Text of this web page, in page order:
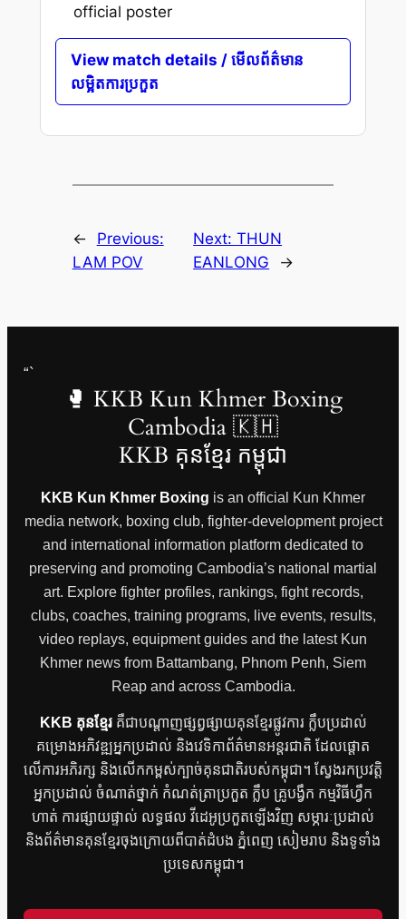
official poster
View match details / មើលព័ត៌មាន
លម្អិតការប្រកួត
←
Previous:
LAM POV
Next:THUN
EANLONG
→
“`
🥊 KKB Kun Khmer Boxing
Cambodia 🇰🇭
KKB គុនខ្មែរ កម្ពុជា
KKB Kun Khmer Boxing is an official Kun Khmer
media network, boxing club, fighter-development project
and international information platform dedicated to
preserving and promoting Cambodia’s national martial
art. Explore fighter profiles, rankings, fight records,
clubs, coaches, training programs, live events, results,
video replays, equipment guides and the latest Kun
Khmer news from Battambang, Phnom Penh, Siem
Reap and across Cambodia.
KKB គុនខ្មែរគឺជាបណ្តាញផ្សព្វផ្សាយគុនខ្មែរផ្លូវការ ក្លឹបប្រដាល់
គម្រោងអភិវឌ្ឍអ្នកប្រដាល់ និងវេទិកាព័ត៌មានអន្តរជាតិ ដែលផ្តោត
លើការអភិរក្ស និងលើកកម្ពស់ក្បាច់គុនជាតិរបស់កម្ពុជា។ ស្វែងរកប្រវត្តិ
អ្នកប្រដាល់ ចំណាត់ថ្នាក់ កំណត់ត្រាប្រកួត ក្លឹប គ្រូបង្វឹក កម្មវិធីហ្វឹក
ហាត់ ការផ្សាយផ្ទាល់ លទ្ធផល វីដេអូប្រកួតឡើងវិញ សម្ភារៈប្រដាល់
និងព័ត៌មានគុនខ្មែរចុងក្រោយពីបាត់ដំបង ភ្នំពេញ សៀមរាប និងទូទាំង
ប្រទេសកម្ពុជា។